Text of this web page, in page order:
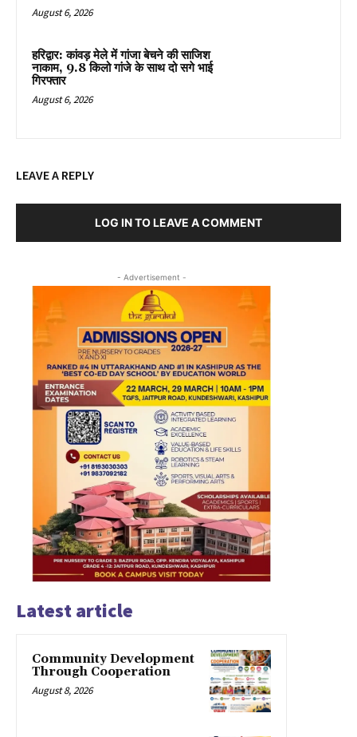
August 6, 2026
हरिद्वार: कांवड़ मेले में गांजा बेचने की साजिश
नाकाम, 9.8 किलो गांजे के साथ दो सगे भाई
गिरफ्तार
August 6, 2026
LEAVE A REPLY
LOG IN TO LEAVE A COMMENT
- Advertisement -
Latest article
Community Development
Through Cooperation
August 8, 2026